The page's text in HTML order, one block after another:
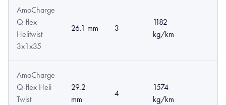
AmoCharge
Q-flex
Helitwist
3x1x35
26.1 mm 3
1182
kg/km
AmoCharge
Q-flex Heli
Twist
29.2
mm
4
1574
kg/km